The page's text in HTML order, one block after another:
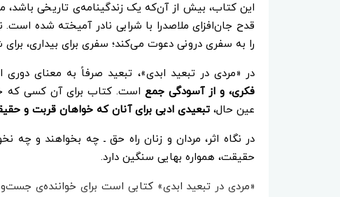
این کتاب، بیش از آن‌که یک زندگینامه‌ی تاریخی
قدح جان‌افزای ملاصدرا با شرابی نادر آمیخته شده است.
را به سفری درونی دعوت می‌کند؛ سفری برای بیداری،
در «مردی در تبعید ابدی»، تبعید صرفاً به معنای
فکری، و از آسودگی جمع است. کتاب برای آن کسی که
عین حال، تبعیدی ادبی برای آنان که خواهان قربت و
در نگاه اثر، مردان و زنان راه حق ـ چه بخواهند و چه
حقیقت، همواره بهایی سنگین دارد.
«مردی در تبعید ابدی» کتابی است برای خواننده‌ی